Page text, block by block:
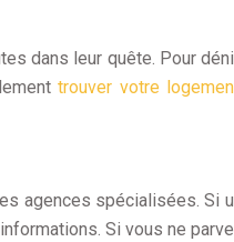
dans leur quête. Pour
trouver votre
agences spécialisées. Si
Si vous ne